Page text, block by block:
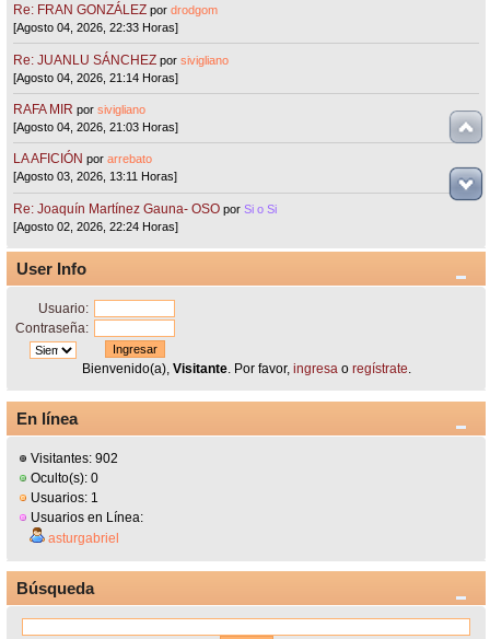
Re: FRAN GONZÁLEZ pordrodgom
[Agosto 04, 2026, 22:33 Horas]
Re: JUANLU SÁNCHEZ porsivigliano
[Agosto 04, 2026, 21:14 Horas]
RAFA MIR porsivigliano
[Agosto 04, 2026, 21:03 Horas]
LA AFICIÓN porarrebato
[Agosto 03, 2026, 13:11 Horas]
Re: Joaquín Martínez Gauna- OSO porSi o Si
[Agosto 02, 2026, 22:24 Horas]
User Info
Usuario:
Contraseña:
Bienvenido(a), Visitante. Por favor, ingresao regístrate.
En línea
Visitantes: 902
Oculto(s): 0
Usuarios: 1
Usuarios en Línea:
asturgabriel
Búsqueda